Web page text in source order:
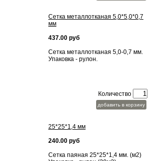
Сетка металлотканая 5,0*5,0*0,7
мм
437.00 руб
Сетка металлотканая 5,0-0,7 мм.
Упаковка - рулон.
Количество
добавить в корзину
25*25*1,4 мм
240.00 руб
Сетка паяная 25*25*1,4 мм. (м2)